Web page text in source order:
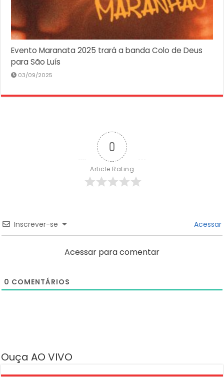
Evento Maranata 2025 trará a banda Colo de Deus
para São Luís
03/09/2025
0
Article Rating
Inscrever-se Acessar
Acessar para comentar
0 COMENTÁRIOS
Ouça AO VIVO